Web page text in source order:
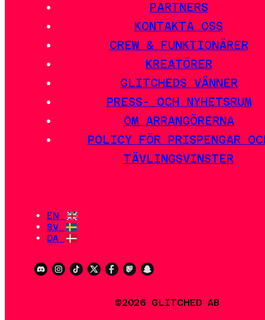
PARTNERS
KONTAKTA OSS
CREW & FUNKTIONÄRER
KREATÖRER
GLITCHEDS VÄNNER
PRESS- OCH NYHETSRUM
OM ARRANGÖRERNA
POLICY FÖR PRISPENGAR
TÄVLINGSVINSTER
EN
SV
DA
©2026 GLITCHED AB